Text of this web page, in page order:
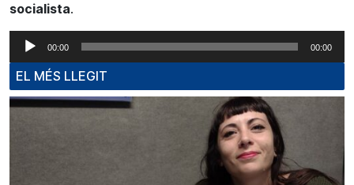
socialista.
Reproductor
d'àudio
00:00 00:00
EL MÉS LLEGIT